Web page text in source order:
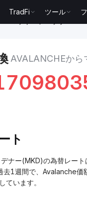
TradFi ツール
AVALANCHEから
ト
デナー(MKD)の為替レ
1週間で、Avalanche
います。